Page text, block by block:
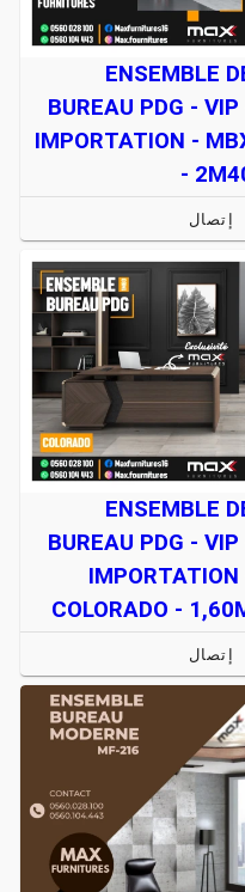
ENSEMBLE
BUREAU PDG - VIP
IMPORTATION -
-
إتصال
ENSEMBLE
BUREAU PDG - VIP
IMPORTATION
COLORADO -
إتصال